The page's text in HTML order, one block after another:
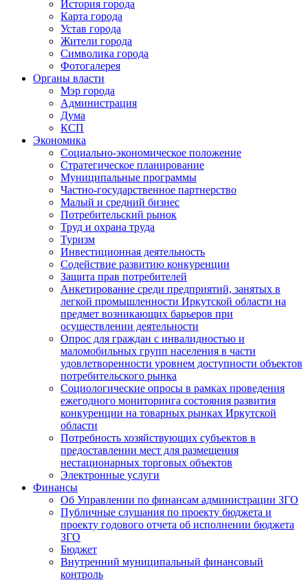
История города
Карта города
Устав города
Жители города
Символика города
Фотогалерея
Органы власти
Мэр города
Администрация
Дума
КСП
Экономика
Социально-экономическое положение
Стратегическое планирование
Муниципальные программы
Частно-государственное партнерство
Малый и средний бизнес
Потребительский рынок
Труд и охрана труда
Туризм
Инвестиционная деятельность
Содействие развитию конкуренции
Защита прав потребителей
Анкетирование среди предприятий, занятых в
легкой промышленности Иркутской области на
предмет возникающих барьеров при
осуществлении деятельности
Опрос для граждан с инвалидностью и
маломобильных групп населения в части
удовлетворенности уровнем доступности объектов
потребительского рынка
Социологические опросы в рамках проведения
ежегодного мониторинга состояния развития
конкуренции на товарных рынках Иркутской
области
Потребность хозяйствующих субъектов в
предоставлении мест для размещения
нестационарных торговых объектов
Электронные услуги
Финансы
Об Управлении по финансам администрации ЗГО
Публичные слушания по проекту бюджета и
проекту годового отчета об исполнении бюджета
ЗГО
Бюджет
Внутренний муниципальный финансовый
контроль